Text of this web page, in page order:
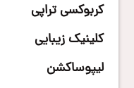
کربوکسی تراپی
کلینیک زیبایی
لیپوساکشن